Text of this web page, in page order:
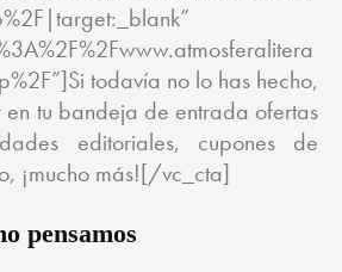
todavía no lo has hecho,
tu bandeja de entrada ofertas
editoriales, cupones de
¡mucho más![/vc_cta]
pensamos